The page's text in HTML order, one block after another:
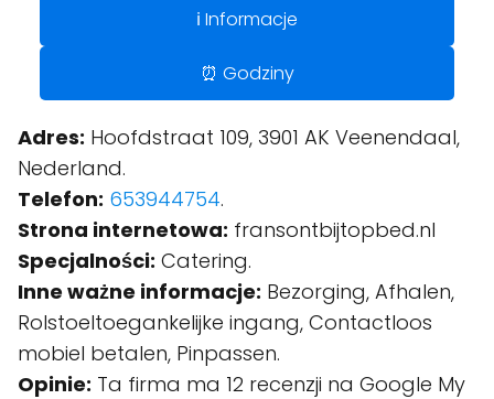
ℹ️ Informacje
⏰ Godziny
Adres: Hoofdstraat 109, 3901 AK Veenendaal,
Nederland.
Telefon: 653944754.
Strona internetowa: fransontbijtopbed.nl
Specjalności: Catering.
Inne ważne informacje: Bezorging, Afhalen,
Rolstoeltoegankelijke ingang, Contactloos
mobiel betalen, Pinpassen.
Opinie: Ta firma ma 12 recenzji na Google My